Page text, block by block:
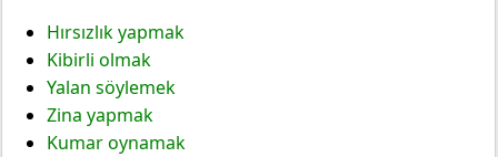
Hırsızlık yapmak
Kibirli olmak
Yalan söylemek
Zina yapmak
Kumar oynamak